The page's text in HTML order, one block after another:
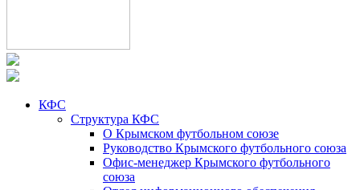
КФС
Структура КФС
О Крымском футбольном союзе
Руководство Крымского футбольного союза
Офис-менеджер Крымского футбольного
союза